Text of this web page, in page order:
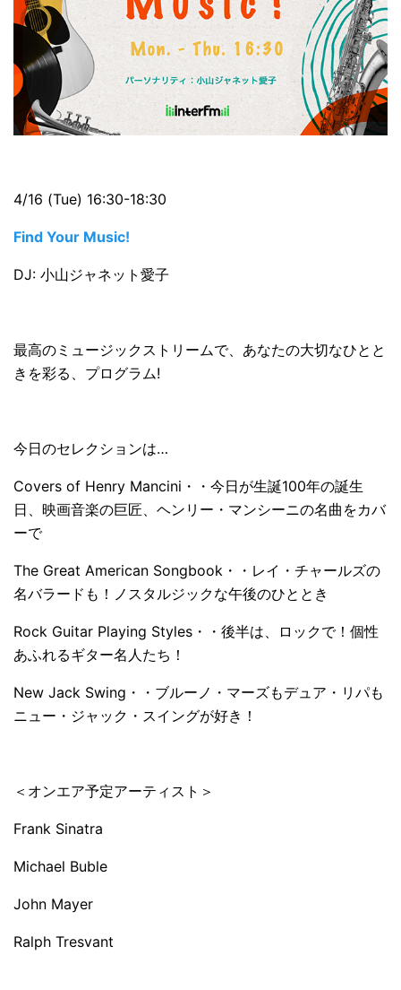
4/16 (Tue) 16:30-18:30
Find Your Music!
DJ: 小山ジャネット愛子
最高のミュージックストリームで、あなたの大切なひとと
きを彩る、プログラム!
今日のセレクションは…
Covers of Henry Mancini・・今日が生誕100年の誕生
日、映画音楽の巨匠、ヘンリー・マンシーニの名曲をカバ
ーで
The Great American Songbook・・レイ・チャールズの
名バラードも！ノスタルジックな午後のひととき
Rock Guitar Playing Styles・・後半は、ロックで！個性
あふれるギター名人たち！
New Jack Swing・・ブルーノ・マーズもデュア・リパも
ニュー・ジャック・スイングが好き！
＜オンエア予定アーティスト＞
Frank Sinatra
Michael Buble
John Mayer
Ralph Tresvant